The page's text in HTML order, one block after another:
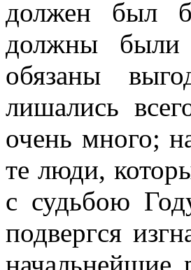
должен был
должны были
обязаны
лишались
очень много;
те люди,
с судьбою
подвергся